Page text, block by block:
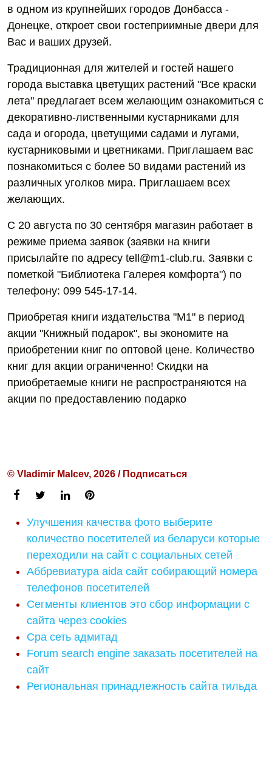
в одном из крупнейших городов Донбасса -
Донецке, откроет свои гостеприимные двери для
Вас и ваших друзей.
Традиционная для жителей и гостей нашего
города выставка цветущих растений "Все краски
лета" предлагает всем желающим ознакомиться с
декоративно-лиственными кустарниками для
сада и огорода, цветущими садами и лугами,
кустарниковыми и цветниками. Приглашаем вас
познакомиться с более 50 видами растений из
различных уголков мира. Приглашаем всех
желающих.
С 20 августа по 30 сентября магазин работает в
режиме приема заявок (заявки на книги
присылайте по адресу tell@m1-club.ru. Заявки с
пометкой "Библиотека Галерея комфорта") по
телефону: 099 545-17-14.
Приобретая книги издательства "М1" в период
акции "Книжный подарок", вы экономите на
приобретении книг по оптовой цене. Количество
книг для акции ограниченно! Скидки на
приобретаемые книги не распространяются на
акции по предоставлению подарко
© Vladimir Malcev, 2026 / Подписаться
Улучшения качества фото выберите
количество посетителей из беларуси которые
переходили на сайт с социальных сетей
Аббревиатура aida сайт собирающий номера
телефонов посетителей
Сегменты клиентов это сбор информации с
сайта через cookies
Cpa сеть адмитад
Forum search engine заказать посетителей на
сайт
Региональная принадлежность сайта тильда